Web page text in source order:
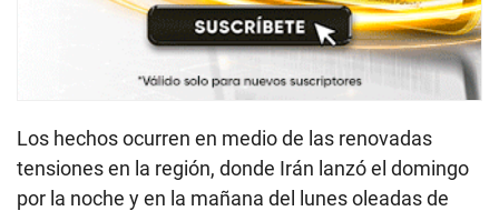
Los hechos ocurren en medio de las renovadas
tensiones en la región, donde Irán lanzó el domingo
por la noche y en la mañana del lunes oleadas de